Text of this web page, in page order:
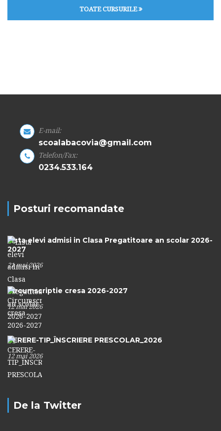
TOATE CURSURILE
E-mail:
scoalabacovia@gmail.com
Telefon/Fax:
0234.533.164
Posturi recomandate
Lista elevi admisi in Clasa Pregatitoare an scolar 2026-
2027
21 mai 2026
Circumscriptie cresa 2026-2027
12 mai 2026
CERERE-TIP_ÎNSCRIERE PRESCOLAR_2026
12 mai 2026
De la Twitter